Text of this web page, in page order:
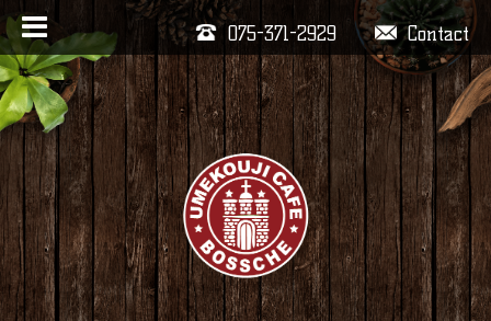
Contact
075-371-2929